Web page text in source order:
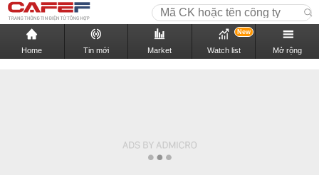
Home Tin mới Market Watch list
New
Mở rộng